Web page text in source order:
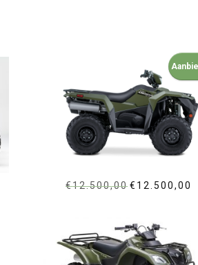
€12.500,00 Oorspronkelijke
was:
€12.500,00.
€ 12.500,00